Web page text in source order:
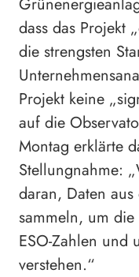
dass das Projekt
die strengsten
Projekt keine
auf die
Montag erklärte
Stellungnahme:
daran, Daten aus
sammeln, um
ESO-Zahlen und
verstehen.“